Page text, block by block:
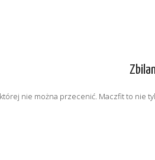
nie można przecenić. Maczfit to nie